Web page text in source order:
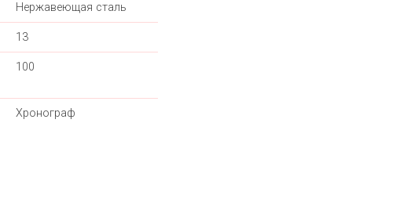
Нержавеющая сталь
13
100
Хронограф